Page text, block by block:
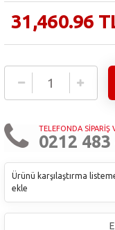
31,460.96
TELEFONDA SİPARİŞ
0212 483
Ürünü karşılaştırma
ekle